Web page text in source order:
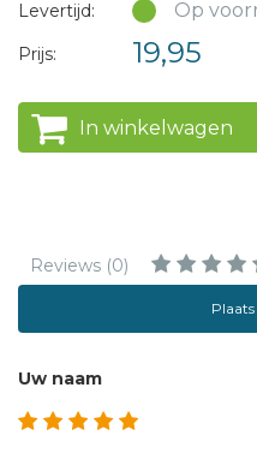
Levertijd: Op
Prijs: 19,95
In winkelwagen
Reviews (0)
Uw naam